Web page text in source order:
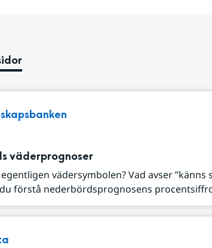
väderprognoser
vädersymbolen? Vad avser ”känns
förstå nederbördsprognosens